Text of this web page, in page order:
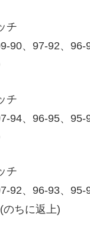
チ
90、97-92、
チ
94、96-95、
チ
92、96-93、
ちに返上)